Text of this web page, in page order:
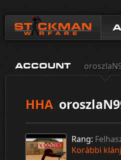
ACCOUNT
HHA
Rang:
Korábbi